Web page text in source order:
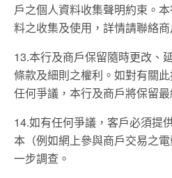
戶之個人資料收集聲明約束。
料之收集及使用，詳情請聯絡商
13.本行及商戶保留隨時更改、
條款及細則之權利。如對有關
任何爭議，本行及商戶將保留最
14.如有任何爭議，客戶必須提
本（例如網上參與商戶交易之
一步調查。